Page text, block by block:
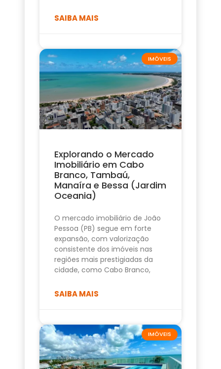
SAIBA MAIS
IMÓVEIS
Explorando o Mercado
Imobiliário em Cabo
Branco, Tambaú,
Manaíra e Bessa (Jardim
Oceania)
O mercado imobiliário de João
Pessoa (PB) segue em forte
expansão, com valorização
consistente dos imóveis nas
regiões mais prestigiadas da
cidade, como Cabo Branco,
SAIBA MAIS
IMÓVEIS